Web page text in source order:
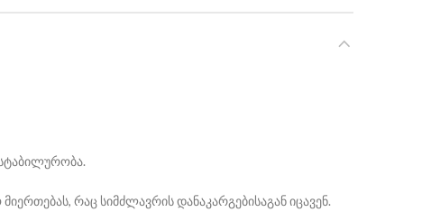
რაც სიმძლავრის დანაკარგებისაგან იცავენ.